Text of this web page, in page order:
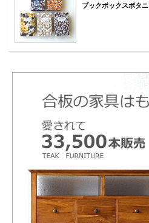
ブックボックスボタ